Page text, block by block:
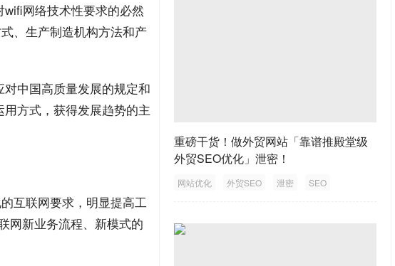
网络技术性要求的必然
、生产制造机构方法和产
对中国高质量发展的规定和
方式，获得发展趋势的主
互联网要求，明显提高工
网新业务流程、新模式的
重磅干货！做外贸网站「靠谱推殿堂级
外贸SEO优化」泄密！
网站优化 外贸SEO 泄密
SEO